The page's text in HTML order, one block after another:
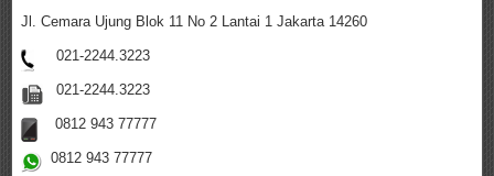
Jl. Cemara Ujung Blok 11 No 2 Lantai 1 Jakarta 14260
021-2244.3223
021-2244.3223
0812 943 77777
0812 943 77777